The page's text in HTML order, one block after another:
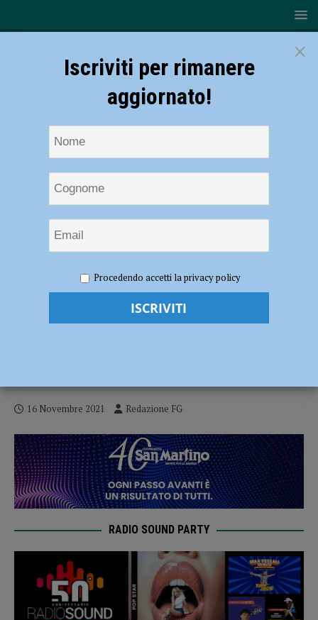
bloccati in via Emilia Pavese, blitz della polizia: trasportavano mezzo
etto di cocaina
Intercettati e bloccati in via Emilia
16 Novembre 2021 Redazione FG
RADIO SOUND PARTY
×
Iscriviti per rimanere
aggiornato!
Procedendo accetti la privacy policy